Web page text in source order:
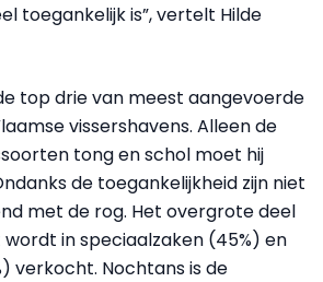
toegankelijk is”, vertelt Hilde
top drie van meest aangevoerde
vissershavens. Alleen de
tong en schol moet hij
de toegankelijkheid zijn niet
met de rog. Het overgrote deel
in speciaalzaken (45%) en
verkocht. Nochtans is de